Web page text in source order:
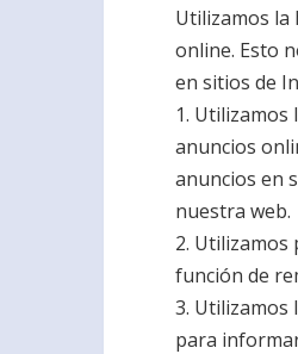
Utilizamos la
online. Esto
en sitios de
1.
anuncios
anuncios en
nuestra web.
2. Utilizamos
función de
3. Utilizamos
para